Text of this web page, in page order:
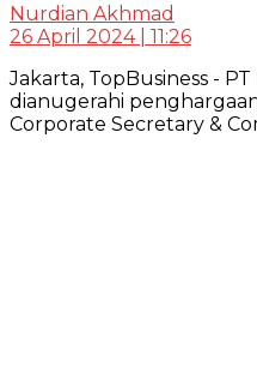
Nurdian Akhmad
26 April 2024 | 11:26
Jakarta, TopBusiness -
dianugerahi
Corporate Secretary &